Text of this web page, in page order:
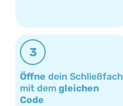
3
Öffne dein Schließfach
mit dem gleichen
Code